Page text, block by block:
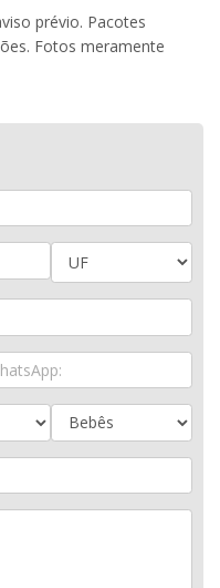
prévio. Pacotes
Fotos meramente